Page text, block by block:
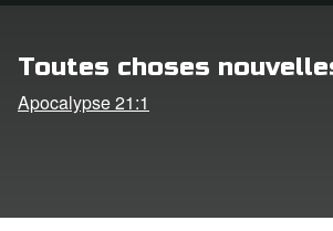
de langue
Toutes choses
Apocalypse 21:1